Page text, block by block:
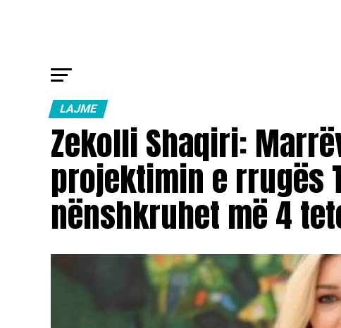
LAJME
Zekolli Shaqiri:
projektimin e rrugës
nënshkruhet më 4